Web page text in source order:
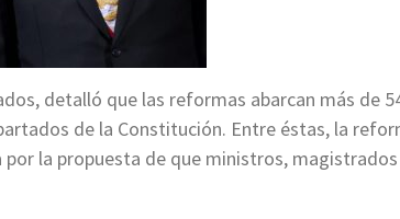
detalló que las reformas abarcan más de
de la Constitución. Entre éstas, la
la propuesta de que ministros, magistrados